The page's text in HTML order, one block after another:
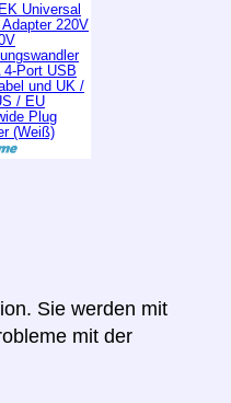
Universal
220V
4-Port USB
und UK /
/ EU
Plug
(Weiß)
Sie werden mit
mit der